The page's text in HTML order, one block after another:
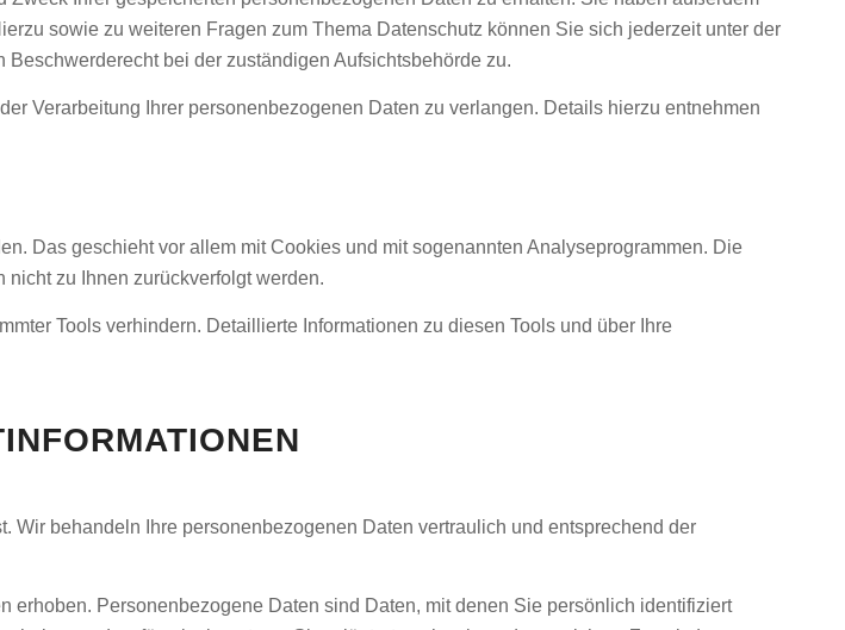
sowie zu weiteren Fragen zum Thema Datenschutz können Sie sich jederzeit unter der
bei der zuständigen Aufsichtsbehörde zu.
Verarbeitung Ihrer personenbezogenen Daten zu verlangen. Details hierzu entnehmen
Das geschieht vor allem mit Cookies und mit sogenannten Analyseprogrammen. Die
zu Ihnen zurückverfolgt werden.
Tools verhindern. Detaillierte Informationen zu diesen Tools und über Ihre
behandeln Ihre personenbezogenen Daten vertraulich und entsprechend der
Personenbezogene Daten sind Daten, mit denen Sie persönlich identifiziert